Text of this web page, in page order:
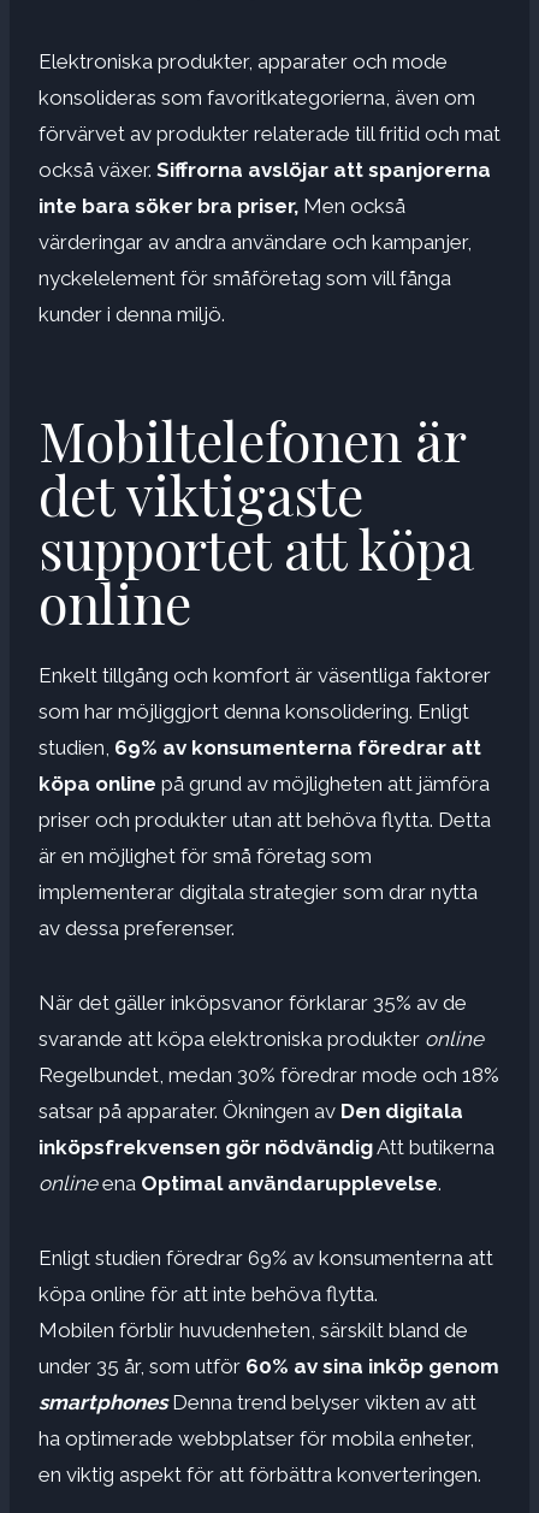
Elektroniska produkter, apparater och mode
konsolideras som favoritkategorierna, även om
förvärvet av produkter relaterade till fritid och mat
också växer. Siffrorna avslöjar att spanjorerna
inte bara söker bra priser, Men också
värderingar av andra användare och kampanjer,
nyckelelement för småföretag som vill fånga
kunder i denna miljö.
Mobiltelefonen är
det viktigaste
supportet att köpa
online
Enkelt tillgång och komfort är väsentliga faktorer
som har möjliggjort denna konsolidering. Enligt
studien, 69% av konsumenterna föredrar att
köpa online på grund av möjligheten att jämföra
priser och produkter utan att behöva flytta. Detta
är en möjlighet för små företag som
implementerar digitala strategier som drar nytta
av dessa preferenser.
När det gäller inköpsvanor förklarar 35% av de
svarande att köpa elektroniska produkter online
Regelbundet, medan 30% föredrar mode och 18%
satsar på apparater. Ökningen av Den digitala
inköpsfrekvensen gör nödvändigAtt butikerna
onlineena Optimal användarupplevelse.
Enligt studien föredrar 69% av konsumenterna att
köpa online för att inte behöva flytta.
Mobilen förblir huvudenheten, särskilt bland de
under 35 år, som utför 60% av sina inköp genom
smartphones Denna trend belyser vikten av att
ha optimerade webbplatser för mobila enheter,
en viktig aspekt för att förbättra konverteringen.